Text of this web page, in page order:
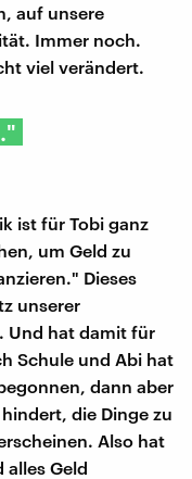
auf unsere
Immer noch.
viel verändert.
ist für Tobi ganz
um Geld zu
Dieses
unserer
Und hat damit für
Schule und Abi hat
dann aber
die Dinge zu
Also hat
Geld